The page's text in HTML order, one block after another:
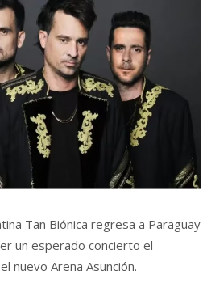
Tan Biónica regresa a Paraguay
un esperado concierto el
nuevo Arena Asunción.